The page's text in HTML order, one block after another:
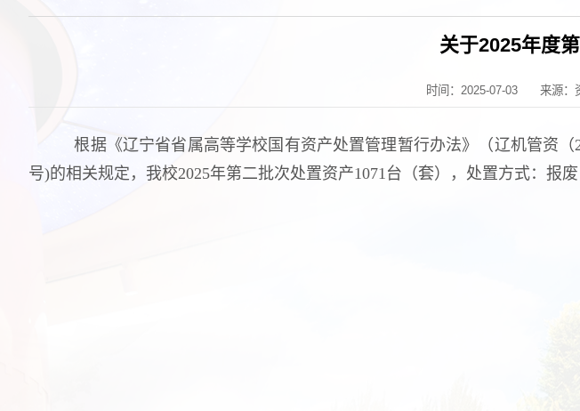
关于2025年度
时间：2025-07-03 来源：
根据《辽宁省省属高等学校国有资产处置管理暂行办法》（辽机管资
号)的相关规定，我校2025年第二批次处置资产1071台（套），处置方式：报废